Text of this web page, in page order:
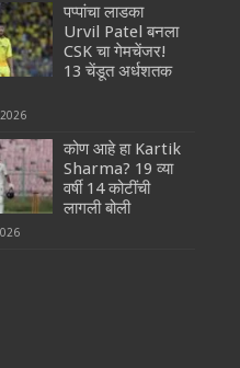
पप्पांचा लाडका
Urvil Patel बनला
CSK चा गेमचेंजर!
13 चेंडूत अर्धशतक
कोण आहे हा Kartik
Sharma? 19 व्या
वर्षी 14 कोटींची
लागली बोली